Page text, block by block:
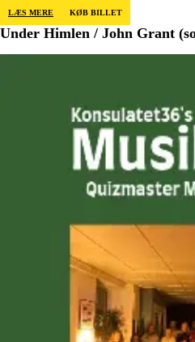
LÆS MERE KØB BILLET
Under Himlen / John Grant